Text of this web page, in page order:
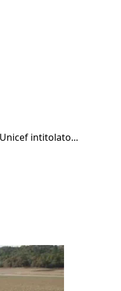
intitolato...